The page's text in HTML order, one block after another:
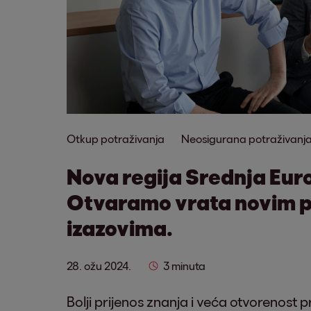
Otkup potraživanja Neosigurana
Nova regija Srednja
Otvaramo vrata novim
izazovima.
28. ožu 2024. 3 minuta
Bolji prijenos znanja i veća otvorenost